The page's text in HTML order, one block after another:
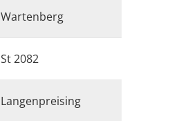
Wartenberg
St 2082
Langenpreising